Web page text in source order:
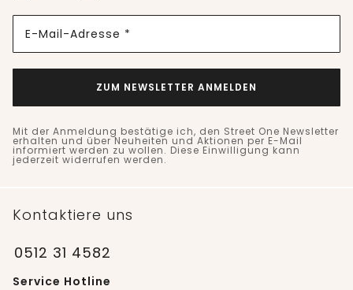
E-Mail-Adresse *
ZUM NEWSLETTER ANMELDEN
Mit der Anmeldung bestätige ich, den Street One Newsletter
erhalten und über Neuheiten und Aktionen per E-Mail
informiert werden zu wollen. Diese Einwilligung kann
jederzeit widerrufen werden.
Kontaktiere uns
0512 31 4582
Service Hotline